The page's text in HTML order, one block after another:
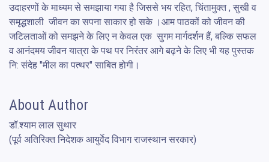
उदाहरणों के माध्यम से समझाया गया है जिससे भय रहित, चिंतामुक्त , सुखी व
समृद्धशाली  जीवन का सपना साकार हो सके ।आम पाठकों को जीवन की
जटिलताओं को समझने के लिए न केवल एक  सुगम मार्गदर्शन हैं, बल्कि सफल
व आनंदमय जीवन यात्रा के पथ पर निरंतर आगे बढ़ने के लिए भी यह पुस्तक
नि: संदेह "मील का पत्थर" साबित होगी।
About Author
डॉ.श्याम लाल सुथार
(पूर्व अतिरिक्त निदेशक आयुर्वेद विभाग राजस्थान सरकार)